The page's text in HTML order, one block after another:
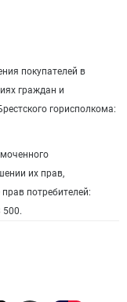
покупателей в
граждан и
горисполкома:
их прав,
потребителей:
500.